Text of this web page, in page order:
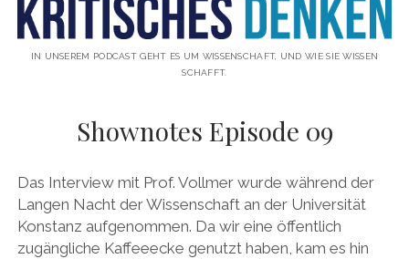
UNTERSTÜTZUNG
KONTAKT
facebook
linkedinyoutube
emailmastodon
patreonspotify
IN UNSEREM PODCAST GEHT ES UM WISSENSCHAFT, UND WIE SIE WISSEN
SCHAFFT.
Shownotes Episode 09
Das Interview mit Prof. Vollmer wurde während der
Langen Nacht der Wissenschaft an der Universität
Konstanz aufgenommen. Da wir eine öffentlich
zugängliche Kaffeeecke genutzt haben, kam es hin